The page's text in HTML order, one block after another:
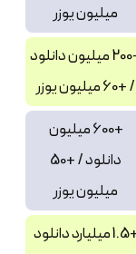
میلیون یوزر
+200 میلیون دانلود
/ +60 میلیون یوزر
+600 میلیون
دانلود / +50
میلیون یوزر
+1.5 میلیارد دانلود